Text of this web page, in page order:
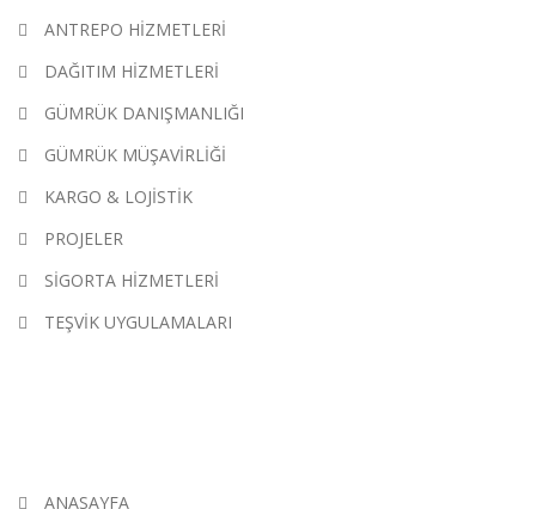
ANTREPO HİZMETLERİ
DAĞITIM HİZMETLERİ
GÜMRÜK DANIŞMANLIĞI
GÜMRÜK MÜŞAVİRLİĞİ
KARGO & LOJİSTİK
PROJELER
SİGORTA HİZMETLERİ
TEŞVİK UYGULAMALARI
ANASAYFA